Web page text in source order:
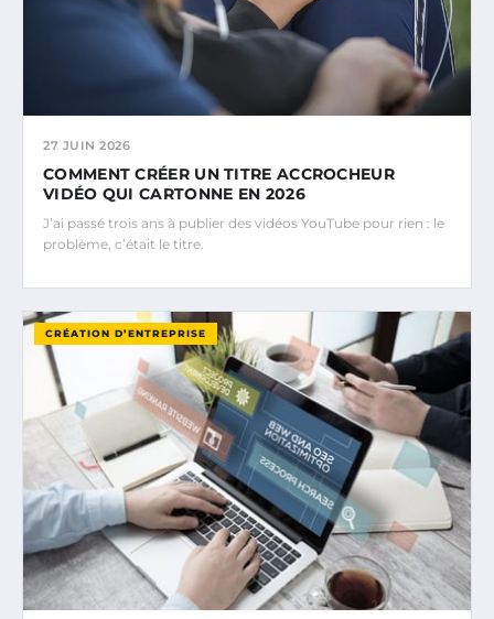
27 JUIN 2026
COMMENT CRÉER UN TITRE ACCROCHEUR
VIDÉO QUI CARTONNE EN 2026
J’ai passé trois ans à publier des vidéos YouTube pour rien : le
problème, c’était le titre.
CRÉATION D’ENTREPRISE